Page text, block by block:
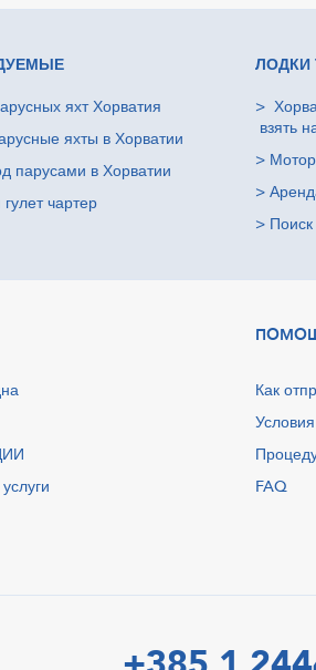
яхт Хорватия
яхты в Хорватии
парусами в Хорватии
чартер
ЛОДКИ
>
взять
>
>
>
Как
FAQ